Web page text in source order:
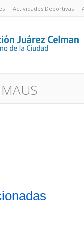
Actividades Deportivas